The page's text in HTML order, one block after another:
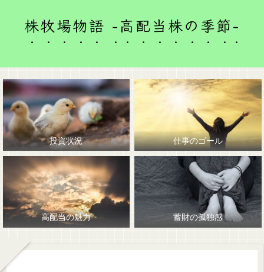
株牧場物語 -高配当株の季節-
投資状況 仕事のゴール
高配当の魅力 蓄財の孤独感